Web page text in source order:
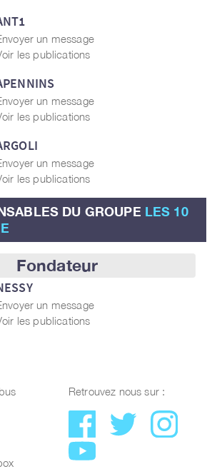
un message
les publications
un message
les publications
un message
les publications
DU GROUPE LES 10
Fondateur
un message
les publications
Retrouvez nous sur :